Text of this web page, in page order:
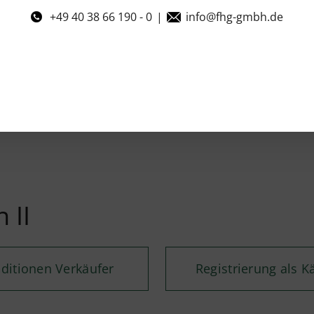
+49 40 38 66 190 - 0 | info@fhg-gmbh.de
II
Verkäufer Registrierung als